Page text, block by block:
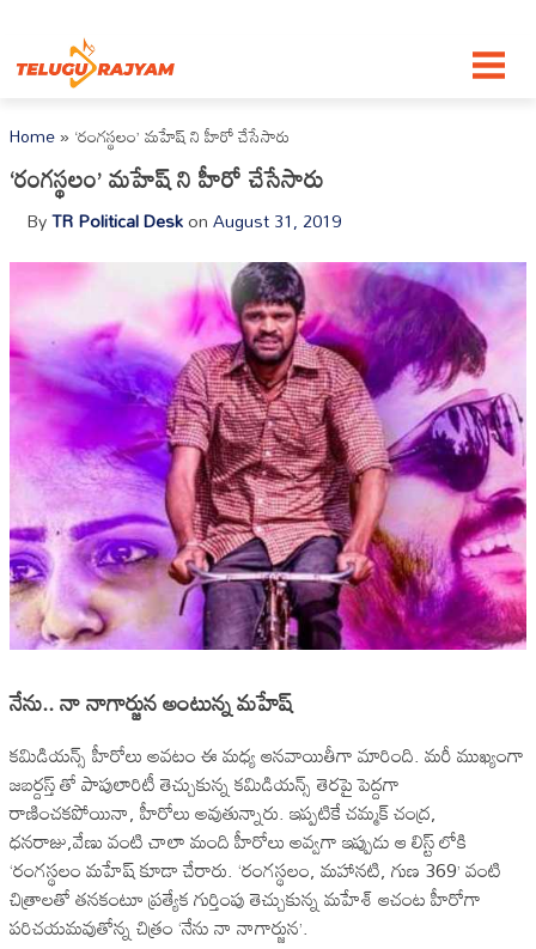
Home»‘రంగస్థలం’ మహేష్ ని హీరో చేసేసారు
‘రంగస్థలం’ మహేష్ ని హీరో చేసేసారు
ByTR Political DeskonAugust 31, 2019
నేను.. నా నాగార్జున అంటున్న మహేష్
కమిడియన్స్ హీరోలు అవటం ఈ మధ్య ఆనవాయితీగా మారింది. మరీ ముఖ్యంగా
జబర్దస్త్ తో పాపులారిటీ తెచ్చుకున్న కమిడియన్స్ తెరపై పెద్దగా
రాణించకపోయినా, హీరోలు అవుతున్నారు. ఇప్పటికే చమ్మక్ చంద్ర,
ధనరాజు,వేణు వంటి చాలా మంది హీరోలు అవ్వగా ఇప్పుడు ఆ లిస్ట్ లోకి
‘రంగస్థలం మహేష్ కూడా చేరారు. ‘రంగస్థలం, మహానటి, గుణ 369’ వంటి
చిత్రాలతో తనకంటూ ప్రత్యేక గుర్తింపు తెచ్చుకున్న మహేశ్‌ ఆచంట హీరోగా
పరిచయమవుతోన్న చిత్రం ‘నేను నా నాగార్జున’.